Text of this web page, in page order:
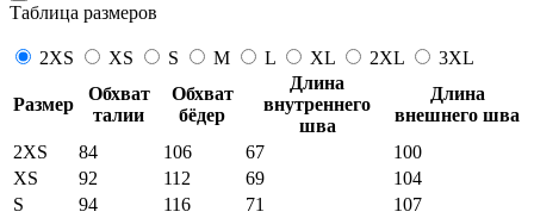
Таблица размеров
2XS XS S M L XL 2XL 3XL
Размер
Обхват
талии
Обхват
бёдер
Длина
внутреннего
шва
Длина
внешнего шва
2XS
84 106 67
100
XS
92 112 69
104
S
94 116 71
107